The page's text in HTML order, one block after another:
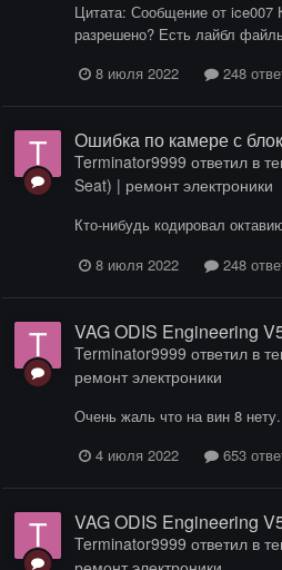
Цитата: Сообщение от ice007
разрешено? Есть лайбл
8 июля 2022
248
Ошибка по камере с
Terminator9999 ответил в
Seat) | ремонт электроники
Кто-нибудь кодировал
8 июля 2022
248
VAG ODIS Engineering
Terminator9999 ответил в
ремонт электроники
Очень жаль что на вин 8
4 июля 2022
653
VAG ODIS Engineering
Terminator9999 ответил в